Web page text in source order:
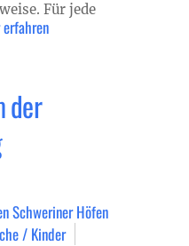
Für jede
der
Schweriner Höfen
/ Kinder